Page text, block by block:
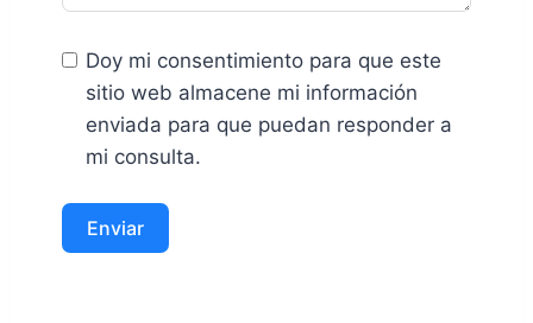
Doy mi consentimiento para que este
sitio web almacene mi información
enviada para que puedan responder a
mi consulta.
Enviar